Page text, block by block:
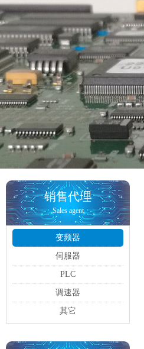
销售代理
Sales agent
变频器
伺服器
PLC
调速器
其它